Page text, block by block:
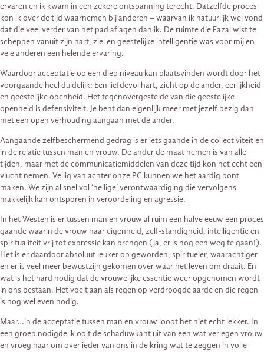
ervaren en ik kwam in een zekere ontspanning terecht. Datzelfde proces
kon ik over de tijd waarnemen bij anderen – waarvan ik natuurlijk wel vond
dat die veel verder van het pad aflagen dan ik. De ruimte die Fazal wist te
scheppen vanuit zijn hart, ziel en geestelijke intelligentie was voor mij en
vele anderen een helende ervaring.
Waardoor acceptatie op een diep niveau kan plaatsvinden wordt door het
voorgaande heel duidelijk: Een liefdevol hart, zicht op de ander, eerlijkheid
en geestelijke openheid. Het tegenovergestelde van die geestelijke
openheid is defensiviteit. Je bent dan eigenlijk meer met jezelf bezig dan
met een open verhouding aangaan met de ander.
Aangaande zelfbeschermend gedrag is er iets gaande in de collectiviteit en
in de relatie tussen man en vrouw. De ander de maat nemen is van alle
tijden, maar met de communicatiemiddelen van deze tijd kon het echt een
vlucht nemen. Veilig van achter onze PC kunnen we het aardig bont
maken. We zijn al snel vol ‘heilige’ verontwaardiging die vervolgens
makkelijk kan ontsporen in veroordeling en agressie.
In het Westen is er tussen man en vrouw al ruim een halve eeuw een proces
gaande waarin de vrouw haar eigenheid, zelf-standigheid, intelligentie en
spiritualiteit vrij tot expressie kan brengen (ja, er is nog een weg te gaan!).
Het is er daardoor absoluut leuker op geworden, spiritueler, waarachtiger
en er is veel meer bewustzijn gekomen over waar het leven om draait. En
wat is het hard nodig dat de vrouwelijke essentie weer opgenomen wordt
in ons bestaan. Het voelt aan als regen op verdroogde aarde en die regen
is nog wel even nodig.
Maar…in de acceptatie tussen man en vrouw loopt het niet echt lekker. In
een groep nodigde ik ooit de schaduwkant uit van een wat verlegen vrouw
en vroeg haar om over ieder van ons in de kring wat te zeggen in volle